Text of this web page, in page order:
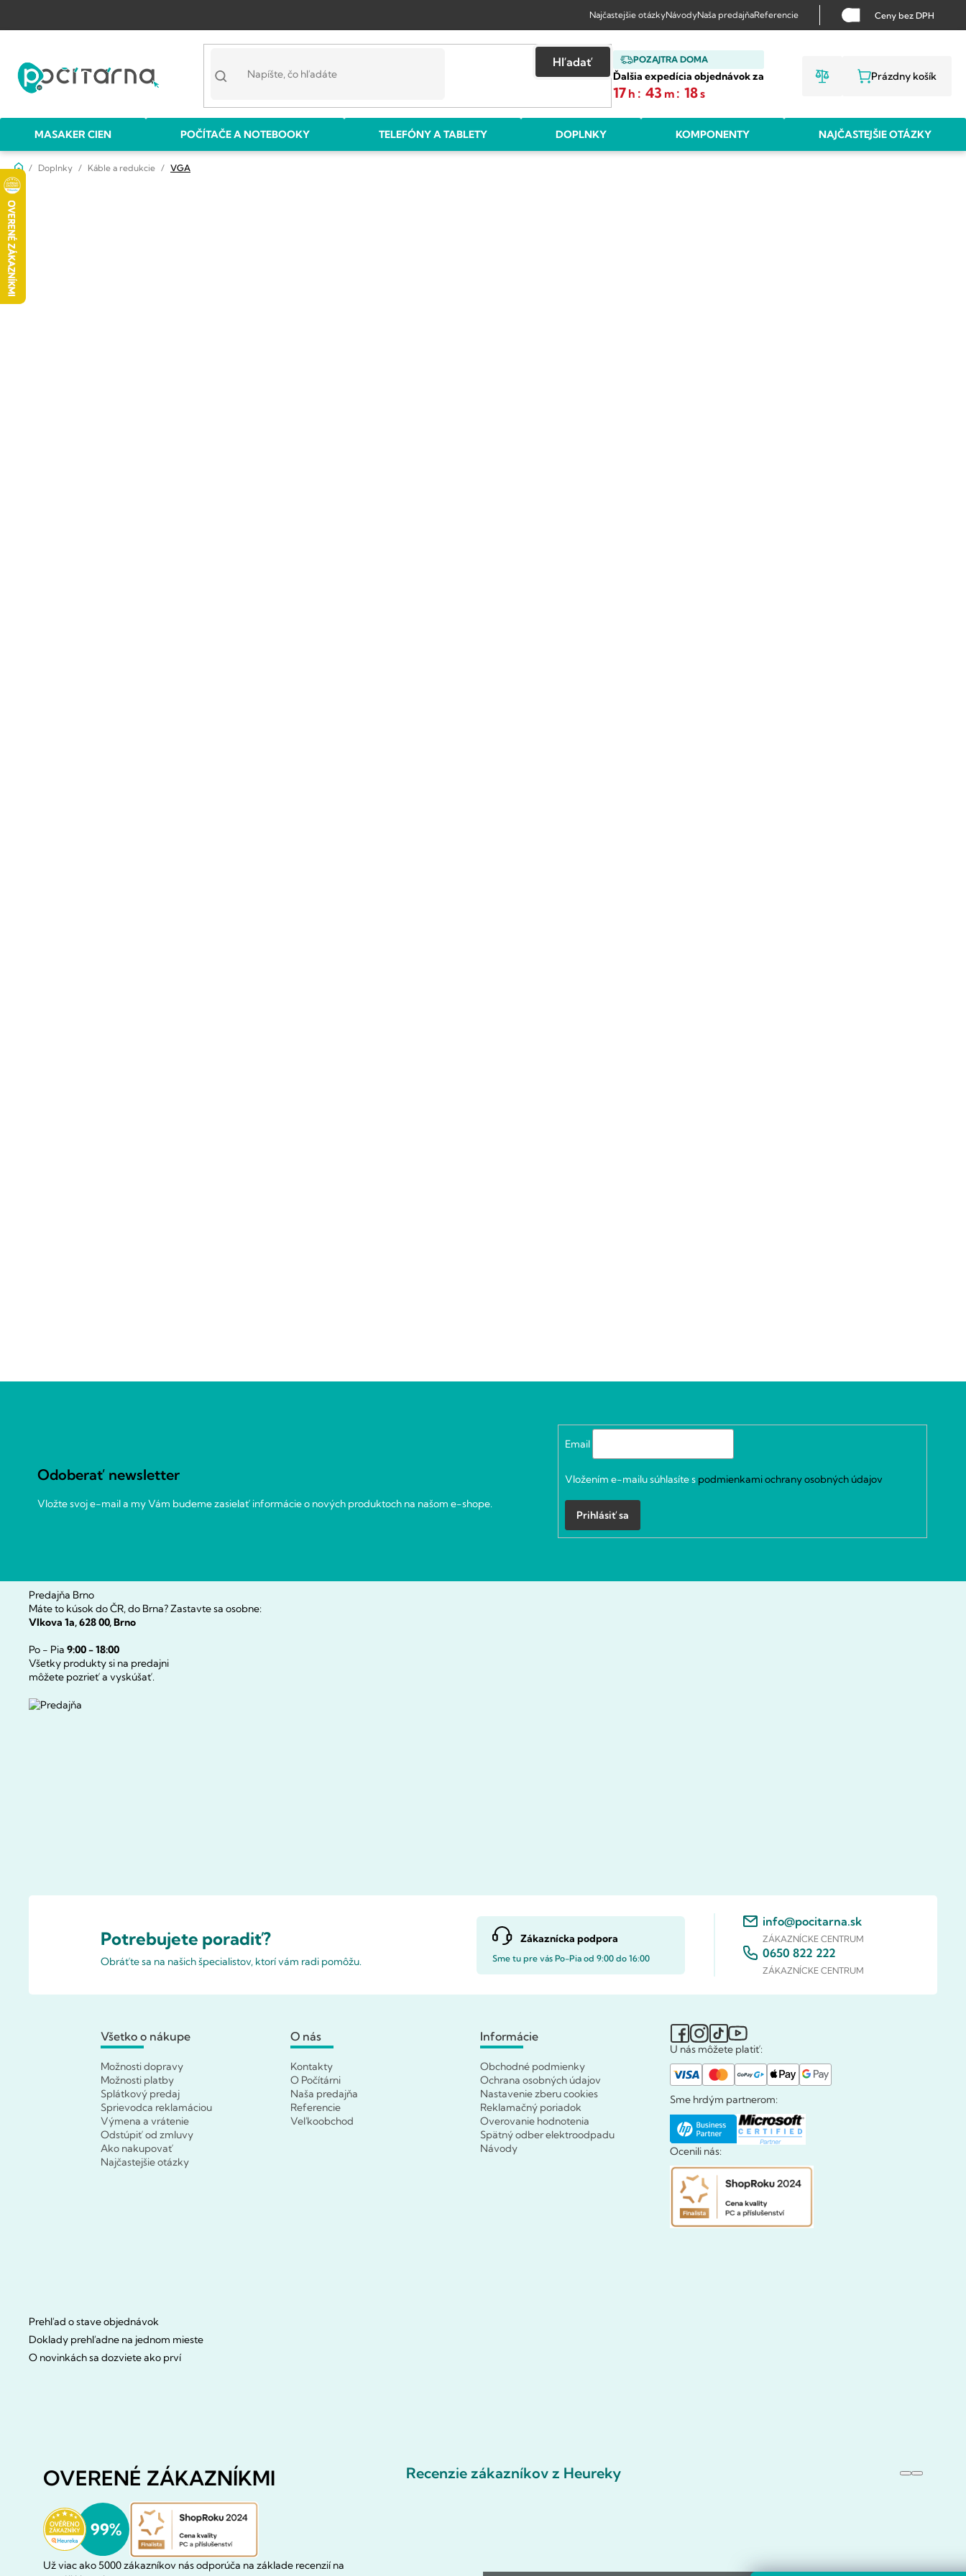
obsah
Najčastejšie otázkyNávodyNaša predajňaReferencie Ceny bez DPH
POZAJTRA DOMA
Ďalšia expedícia objednávok za
17 h : 43 m : 17s
Hľadať
NÁKUPNÝ
Prázdny košík
MASAKER CIEN POČÍTAČE A NOTEBOOKY TELEFÓNY A TABLETY DOPLNKY KOMPONENTY NAJČASTEJŠIE OTÁZKY
DomovDoplnky Káble a redukcie VGA
B
o
č
n
ý
p
Odoberať newsletter
Vložte svoj e-mail a my Vám budeme zasielať informácie o nových produktoch na našom e-shope.
Email
Vložením e-mailu súhlasíte s podmienkami ochrany osobných údajov
Prihlásiť sa
Predajňa Brno
Máte to kúsok do ČR, do Brna? Zastavte sa osobne:
Vlkova 1a, 628 00, Brno
Po - Pia 9:00 - 18:00
Všetky produkty si na predajni
môžete pozrieť a vyskúšať.
Potrebujete poradiť?
Obráťte sa na našich špecialistov, ktorí vám radi pomôžu.
Zákaznícka podpora
Sme tu pre vás Po-Pia od 9:00 do 16:00
info@pocitarna.sk
ZÁKAZNÍCKE CENTRUM
0650 822 222
ZÁKAZNÍCKE CENTRUM
Všetko o nákupe
Možnosti dopravy
Možnosti platby
Splátkový predaj
Sprievodca reklamáciou
Výmena a vrátenie
Odstúpiť od zmluvy
Ako nakupovať
Najčastejšie otázky
O nás
Kontakty
O Počítárni
Naša predajňa
Referencie
Veľkoobchod
Informácie
Obchodné podmienky
Ochrana osobných údajov
Nastavenie zberu cookies
Reklamačný poriadok
Overovanie hodnotenia
Spätný odber elektroodpadu
Návody
U nás môžete platiť:
Sme hrdým partnerom:
Ocenili nás:
Prehľad o stave objednávok
Doklady prehľadne na jednom mieste
O novinkách sa dozviete ako prví
OVERENÉ ZÁKAZNÍKMI
Už viac ako 5000 zákazníkov nás odporúča na základe recenzií na
Recenzie zákazníkov z Heureky